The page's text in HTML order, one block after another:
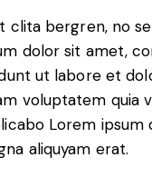
clita bergren, no
dolor sit amet,
ut labore et
voluptatem quia
Lorem
aliquyam erat.